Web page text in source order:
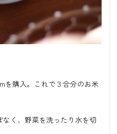
を購入。これで３合分のお米
く、野菜を洗ったり水を切